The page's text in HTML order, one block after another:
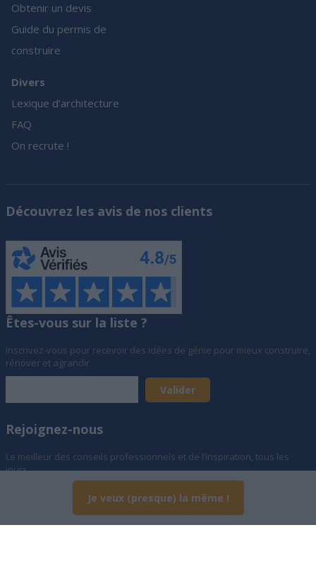
Je veux (presque) la même !
Obtenir un devis
Guide du permis de
construire
Divers
Lexique d’architecture
FAQ
On recrute !
Découvrez les avis de nos clients
Êtes-vous sur la liste ?
Inscrivez-vous pour recevoir des idées de génie pour mieux construire,
rénover et agrandir
Rejoignez-nous
Le meilleur des conseils professionnels et de l’inspiration, tous les
jours